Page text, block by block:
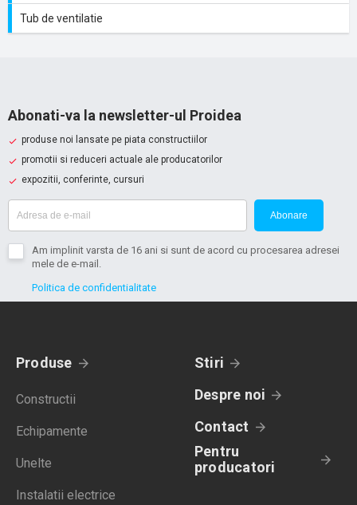
Tub de ventilatie
Abonati-va la newsletter-ul Proidea
produse noi lansate pe piata constructiilor
promotii si reduceri actuale ale producatorilor
expozitii, conferinte, cursuri
Abonare
Am implinit varsta de 16 ani si sunt de acord cu procesarea adresei
mele de e-mail.
Politica de confidentialitate
Produse
Constructii
Echipamente
Unelte
Instalatii electrice
Stiri
Despre noi
Contact
Pentru
producatori